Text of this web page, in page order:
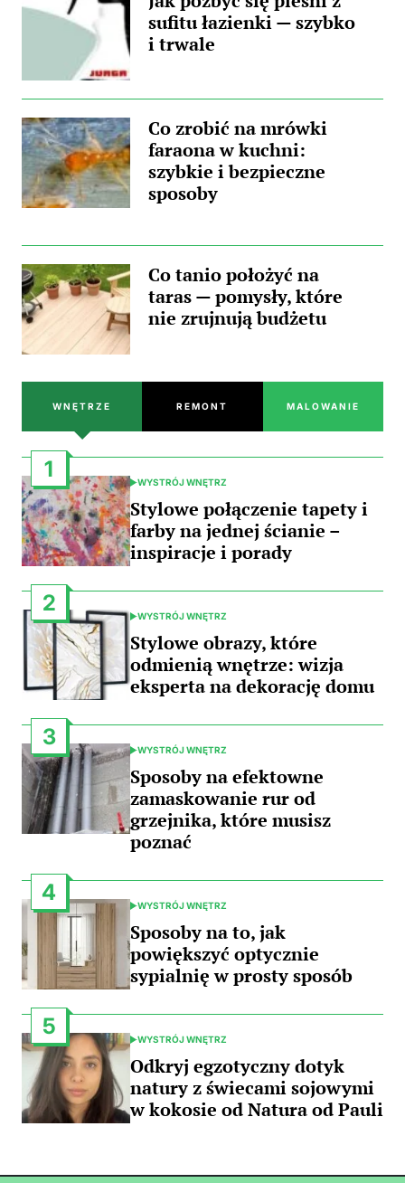
sufitu łazienki — szybko
i trwale
Co zrobić na mrówki
faraona w kuchni:
szybkie i bezpieczne
sposoby
Co tanio położyć na
taras — pomysły, które
nie zrujnują budżetu
WNĘTRZE REMONT MALOWANIE
1
POSTED
IN
WYSTRÓJ WNĘTRZ
Stylowe połączenie tapety i
farby na jednej ścianie –
inspiracje i porady
2
POSTED
IN
WYSTRÓJ WNĘTRZ
Stylowe obrazy, które
odmienią wnętrze: wizja
eksperta na dekorację domu
3
POSTED
IN
WYSTRÓJ WNĘTRZ
Sposoby na efektowne
zamaskowanie rur od
grzejnika, które musisz
poznać
4
POSTED
IN
WYSTRÓJ WNĘTRZ
Sposoby na to, jak
powiększyć optycznie
sypialnię w prosty sposób
5
POSTED
IN
WYSTRÓJ WNĘTRZ
Odkryj egzotyczny dotyk
natury z świecami sojowymi
w kokosie od Natura od Pauli